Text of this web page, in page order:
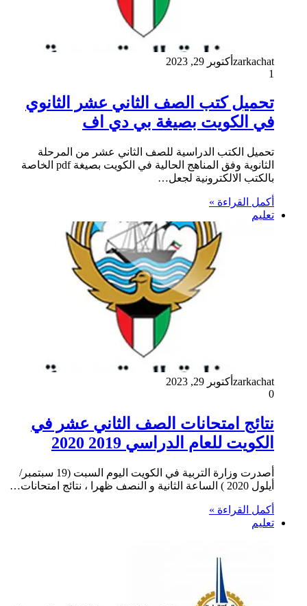
zarkachat أكتوبر 29, 2023
1
تحميل كتب الصف الثاني عشر الثانوي
في الكويت بصيغة بي دي اف
تحميل الكتب الدراسية للصف الثاني عشر من المرحلة
الثانوية وفق المناهج الحالية في الكويت بصيغة pdf الخاصة
بالكتب الالكترونية لجعل…
أكمل القراءة »
تعليم
zarkachat أكتوبر 29, 2023
0
نتائج امتحانات الصف الثاني عشر في
الكويت للعام الدراسي 2019 2020
أصدرت وزارة التربية في الكويت اليوم السبت (19 سبتمبر/
أيلول 2020 ) الساعة الثانية و النصف ظهرا ، نتائج امتحانات…
أكمل القراءة »
تعليم